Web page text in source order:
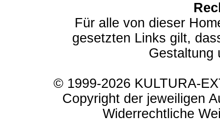
Für alle von dieser
gesetzten Links gilt,
Gestaltung
© 1999-2026 KULTURA-
Copyright der jeweiligen
Widerrechtliche